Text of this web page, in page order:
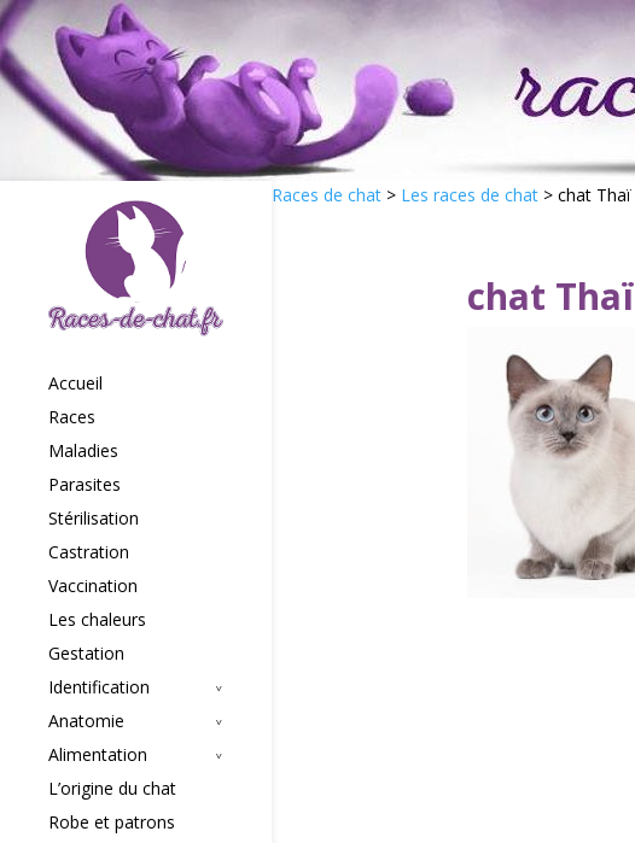
Accueil
Races
Maladies
Parasites
Stérilisation
Castration
Vaccination
Les chaleurs
Gestation
Identification
Anatomie
Alimentation
L’origine du chat
Robe et patrons
Races de chat > Les races de chat > chat Thaï
chat Thaï